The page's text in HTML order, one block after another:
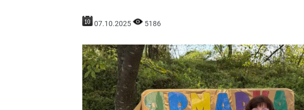
07.10.2025 5186